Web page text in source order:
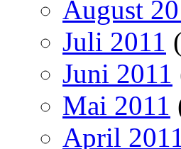
August
Juli 2011
Juni 2011
Mai 2011
April 2011